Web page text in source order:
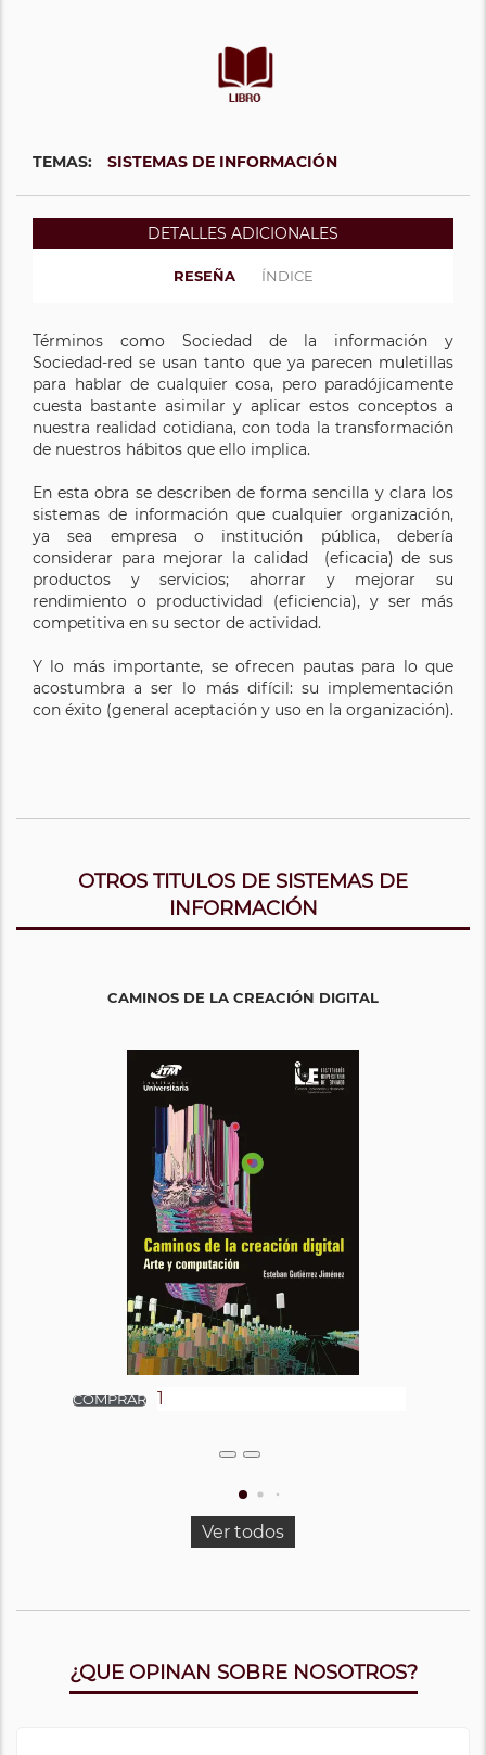
TEMAS: SISTEMAS DE INFORMACIÓN
DETALLES ADICIONALES
RESEÑA ÍNDICE
Términos como Sociedad de la información y
Sociedad-red se usan tanto que ya parecen muletillas
para hablar de cualquier cosa, pero paradójicamente
cuesta bastante asimilar y aplicar estos conceptos a
nuestra realidad cotidiana, con toda la transformación
de nuestros hábitos que ello implica.
En esta obra se describen de forma sencilla y clara los
sistemas de información que cualquier organización,
ya sea empresa o institución pública, debería
considerar para mejorar la calidad (eficacia) de sus
productos y servicios; ahorrar y mejorar su
rendimiento o productividad (eficiencia), y ser más
competitiva en su sector de actividad.
Y lo más importante, se ofrecen pautas para lo que
acostumbra a ser lo más difícil: su implementación
con éxito (general aceptación y uso en la organización).
OTROS TITULOS DE SISTEMAS DE
INFORMACIÓN
CAMINOS DE LA CREACIÓN DIGITAL
Ver todos
¿QUE OPINAN SOBRE NOSOTROS?